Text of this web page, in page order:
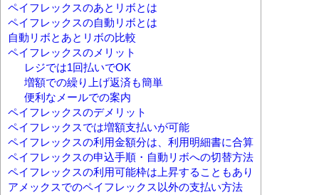
ペイフレックスのあとリボとは
ペイフレックスの自動リボとは
自動リボとあとリボの比較
ペイフレックスのメリット
レジでは1回払いでOK
増額での繰り上げ返済も簡単
便利なメールでの案内
ペイフレックスのデメリット
ペイフレックスでは増額支払いが可能
ペイフレックスの利用金額分は、利用明細書に合算
ペイフレックスの申込手順・自動リボへの切替方法
ペイフレックスの利用可能枠は上昇することもあり
アメックスでのペイフレックス以外の支払い方法